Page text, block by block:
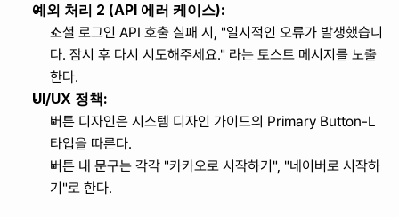
예외 처리 2 (API 에러 케이스):
소셜 로그인 API 호출 실패 시, "일시적인 오류가 발생했습니
다. 잠시 후 다시 시도해주세요." 라는 토스트 메시지를 노출
한다.
UI/UX 정책:
버튼 디자인은 시스템 디자인 가이드의 Primary Button-L
타입을 따른다.
버튼 내 문구는 각각 "카카오로 시작하기", "네이버로 시작하
기"로 한다.